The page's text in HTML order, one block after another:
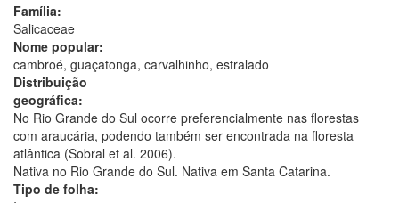
Família:
Salicaceae
Nome popular:
cambroé, guaçatonga, carvalhinho, estralado
Distribuição
geográfica:
No Rio Grande do Sul ocorre preferencialmente nas florestas
com araucária, podendo também ser encontrada na floresta
atlântica (Sobral et al. 2006).
Nativa no Rio Grande do Sul. Nativa em Santa Catarina.
Tipo de folha: